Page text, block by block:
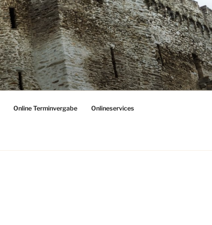
Online Terminvergabe Onlineservices